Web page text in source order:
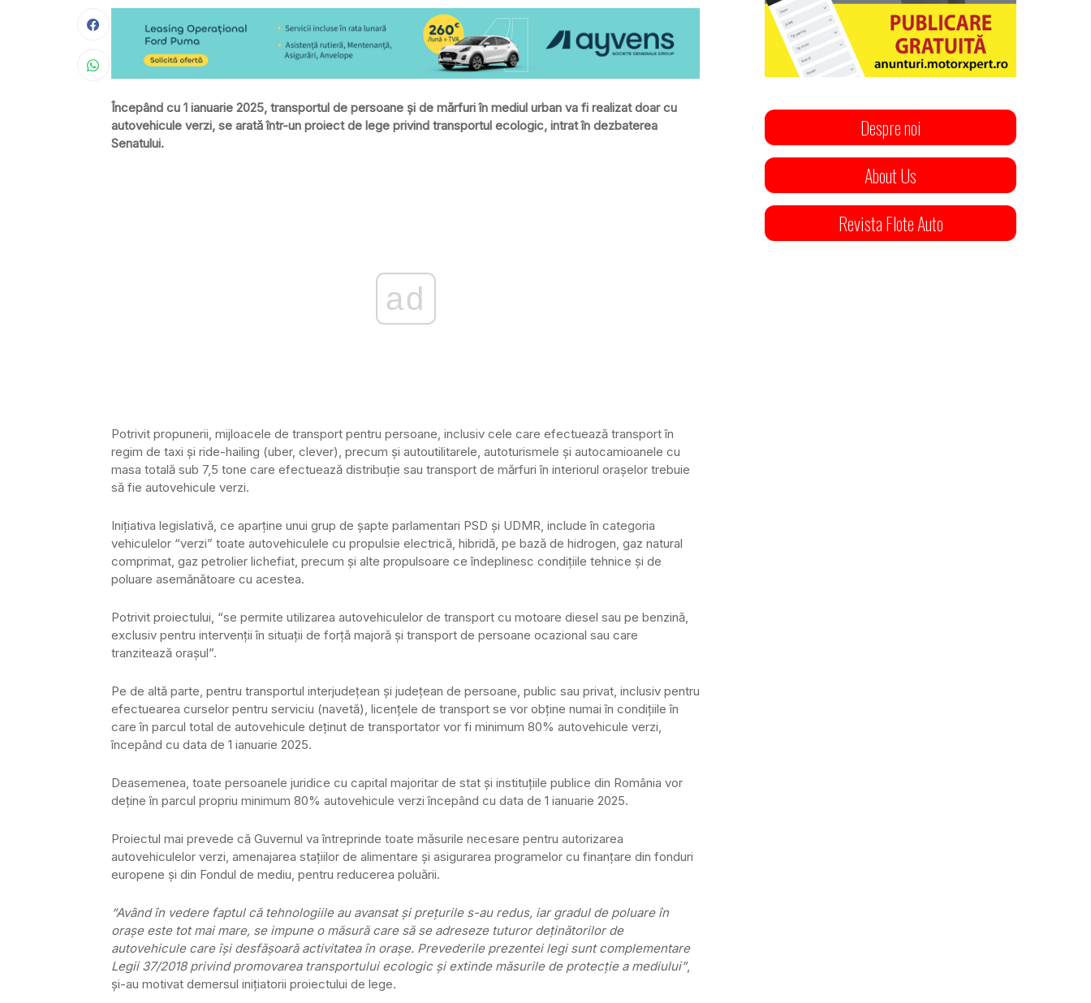
Începând cu 1 ianuarie 2025, transportul de persoane şi de mărfuri în mediul urban va fi realizat doar cu
autovehicule verzi, se arată într-un proiect de lege privind transportul ecologic, intrat în dezbaterea
Senatului.
ad
Potrivit propunerii, mijloacele de transport pentru persoane, inclusiv cele care efectuează transport în
regim de taxi şi ride-hailing (uber, clever), precum şi autoutilitarele, autoturismele şi autocamioanele cu
masa totală sub 7,5 tone care efectuează distribuţie sau transport de mărfuri în interiorul oraşelor trebuie
să fie autovehicule verzi.
Iniţiativa legislativă, ce aparţine unui grup de şapte parlamentari PSD şi UDMR, include în categoria
vehiculelor “verzi” toate autovehiculele cu propulsie electrică, hibridă, pe bază de hidrogen, gaz natural
comprimat, gaz petrolier lichefiat, precum şi alte propulsoare ce îndeplinesc condiţiile tehnice şi de
poluare asemănătoare cu acestea.
Potrivit proiectului, “se permite utilizarea autovehiculelor de transport cu motoare diesel sau pe benzină,
exclusiv pentru intervenţii în situaţii de forţă majoră şi transport de persoane ocazional sau care
tranzitează oraşul”.
Pe de altă parte, pentru transportul interjudeţean şi judeţean de persoane, public sau privat, inclusiv pentru
efectuearea curselor pentru serviciu (navetă), licenţele de transport se vor obţine numai în condiţiile în
care în parcul total de autovehicule deţinut de transportator vor fi minimum 80% autovehicule verzi,
începând cu data de 1 ianuarie 2025.
Deasemenea, toate persoanele juridice cu capital majoritar de stat şi instituţiile publice din România vor
deţine în parcul propriu minimum 80% autovehicule verzi începând cu data de 1 ianuarie 2025.
Proiectul mai prevede că Guvernul va întreprinde toate măsurile necesare pentru autorizarea
autovehiculelor verzi, amenajarea staţiilor de alimentare şi asigurarea programelor cu finanţare din fonduri
europene şi din Fondul de mediu, pentru reducerea poluării.
“Având în vedere faptul că tehnologiile au avansat şi preţurile s-au redus, iar gradul de poluare în
oraşe este tot mai mare, se impune o măsură care să se adreseze tuturor deţinătorilor de
autovehicule care îşi desfăşoară activitatea în oraşe. Prevederile prezentei legi sunt complementare
Legii 37/2018 privind promovarea transportului ecologic şi extinde măsurile de protecţie a mediului”,
şi-au motivat demersul iniţiatorii proiectului de lege.
Despre noi
About Us
Revista Flote Auto